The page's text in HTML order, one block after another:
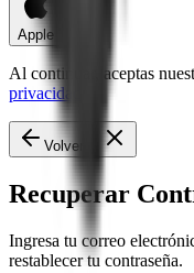
Apple
Al continuar, aceptas
privacidad
Volver
Recuperar
Ingresa tu correo
restablecer tu contraseña.